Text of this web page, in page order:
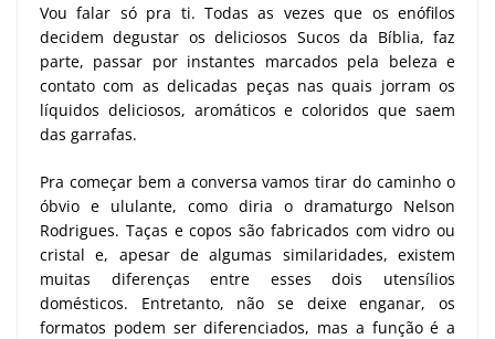
Vou falar só pra ti. Todas as vezes que os enófilos
decidem degustar os deliciosos Sucos da Bíblia, faz
parte, passar por instantes marcados pela beleza e
contato com as delicadas peças nas quais jorram os
líquidos deliciosos, aromáticos e coloridos que saem
das garrafas.
Pra começar bem a conversa vamos tirar do caminho o
óbvio e ululante, como diria o dramaturgo Nelson
Rodrigues. Taças e copos são fabricados com vidro ou
cristal e, apesar de algumas similaridades, existem
muitas diferenças entre esses dois utensílios
domésticos. Entretanto, não se deixe enganar, os
formatos podem ser diferenciados, mas a função é a